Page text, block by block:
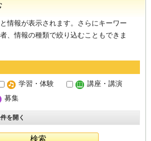
情報が表示されます。さらにキーワー
、情報の種類で絞り込むこともできま
学習・体験
講座・講演
募集
を開く